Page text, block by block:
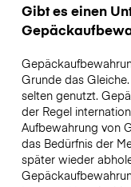
Gibt es einen
Grunde das
selten genutzt.
der Regel
Aufbewahrung von
das Bedürfnis der
später wieder